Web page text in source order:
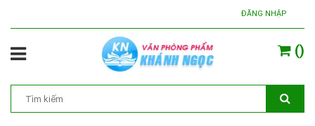
ĐĂNG NHẬP
()